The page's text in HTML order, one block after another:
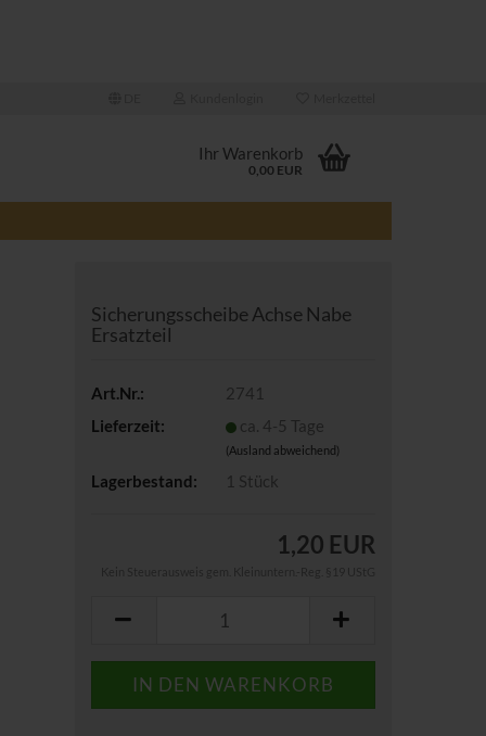
Ihr Warenkorb
0,00 EUR
Sicherungsscheibe Achse Nabe
Ersatzteil
Art.Nr.:
2741
Lieferzeit:
ca. 4-5 Tage
(Ausland abweichend)
Lagerbestand: 1 Stück
1,20 EUR